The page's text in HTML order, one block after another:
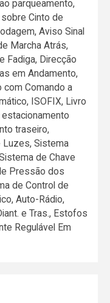
parqueamento,
Cinto de
Aviso Sinal
Marcha Atrás,
Fadiga, Direcção
em Andamento,
com Comando a
ISOFIX, Livro
traseiro,
Luzes, Sistema
de Chave
Pressão dos
de Control de
Auto-Rádio,
e Tras., Estofos
Regulável Em